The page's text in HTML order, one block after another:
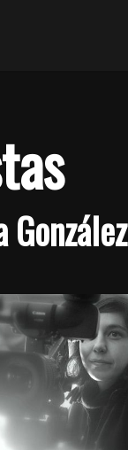
González